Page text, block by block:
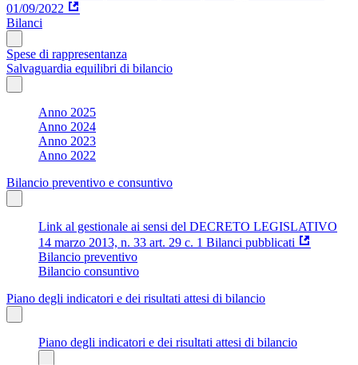
01/09/2022
Bilanci
Spese di rappresentanza
Salvaguardia equilibri di bilancio
Anno 2025
Anno 2024
Anno 2023
Anno 2022
Bilancio preventivo e consuntivo
Link al gestionale ai sensi del DECRETO LEGISLATIVO
14 marzo 2013, n. 33 art. 29 c. 1 Bilanci pubblicati
Bilancio preventivo
Bilancio consuntivo
Piano degli indicatori e dei risultati attesi di bilancio
Piano degli indicatori e dei risultati attesi di bilancio